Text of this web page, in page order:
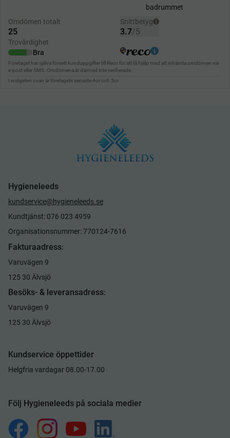
Hygieneleeds
kundservice@hygieneleeds.se
Kundtjänst: 076 023 4959
Organisationsnummer: 770124-7616
Fakturaadress:
Varuvägen 9
125 30 Älvsjö
Besöks- & leveransadress:
Varuvägen 9
125 30 Älvsjö
Kundservice öppettider
Helgfria vardagar 08.00-17.00
Följ Hygieneleeds på sociala medier